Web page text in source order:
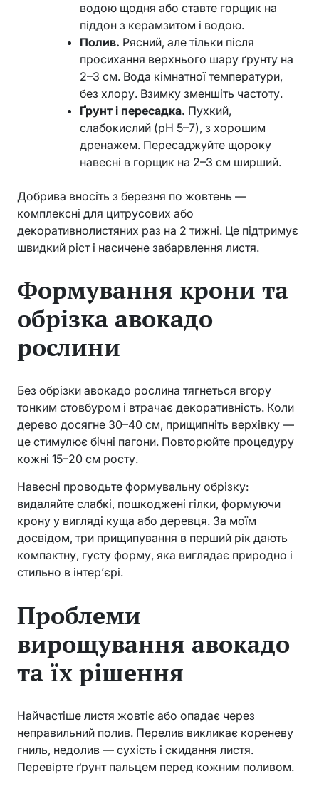
водою щодня або ставте горщик на
піддон з керамзитом і водою.
Полив. Рясний, але тільки після
просихання верхнього шару ґрунту на
2–3 см. Вода кімнатної температури,
без хлору. Взимку зменшіть частоту.
Ґрунт і пересадка. Пухкий,
слабокислий (pH 5–7), з хорошим
дренажем. Пересаджуйте щороку
навесні в горщик на 2–3 см ширший.
Добрива вносіть з березня по жовтень —
комплексні для цитрусових або
декоративнолистяних раз на 2 тижні. Це підтримує
швидкий ріст і насичене забарвлення листя.
Формування крони та
обрізка авокадо
рослини
Без обрізки авокадо рослина тягнеться вгору
тонким стовбуром і втрачає декоративність. Коли
дерево досягне 30–40 см, прищипніть верхівку —
це стимулює бічні пагони. Повторюйте процедуру
кожні 15–20 см росту.
Навесні проводьте формувальну обрізку:
видаляйте слабкі, пошкоджені гілки, формуючи
крону у вигляді куща або деревця. За моїм
досвідом, три прищипування в перший рік дають
компактну, густу форму, яка виглядає природно і
стильно в інтер’єрі.
Проблеми
вирощування авокадо
та їх рішення
Найчастіше листя жовтіє або опадає через
неправильний полив. Перелив викликає кореневу
гниль, недолив — сухість і скидання листя.
Перевірте ґрунт пальцем перед кожним поливом.